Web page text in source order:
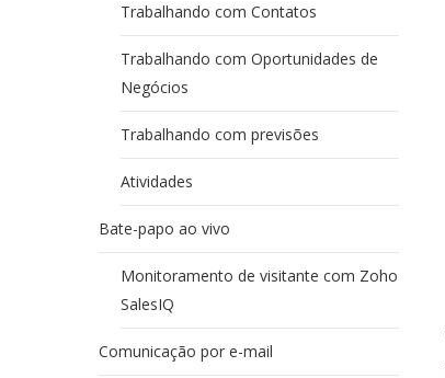
Trabalhando com Contatos
Trabalhando com Oportunidades de
Negócios
Trabalhando com previsões
Atividades
Bate-papo ao vivo
Monitoramento de visitante com Zoho
SalesIQ
Comunicação por e-mail